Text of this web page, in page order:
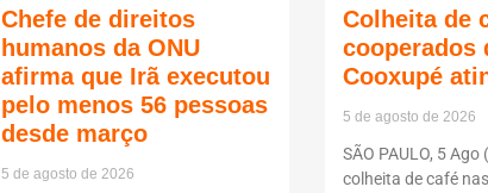
Chefe de direitos
humanos da ONU
afirma que Irã executou
pelo menos 56 pessoas
desde março
5 de agosto de 2026
Colheita de
cooperados
Cooxupé
5 de agosto de 2026
SÃO PAULO, 5
colheita de café